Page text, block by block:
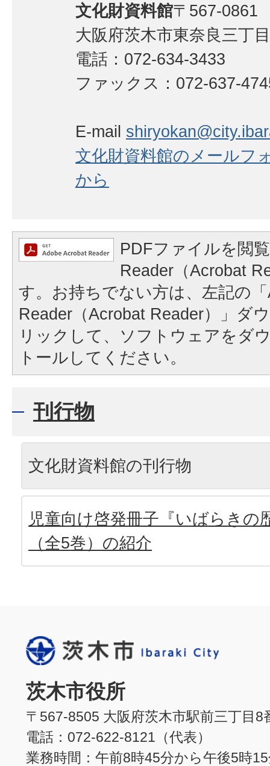
文化財資料館〒567-0861
大阪府茨木市東奈良三丁
電話：072-634-3433
ファックス：072-637-
E-mail
文化財資料館のメールフ
から
PDFファイルを閲
Reader（Acrobat
す。お持ちでない方は、左記の
Reader（Acrobat Reader）」ダ
リックして、ソフトウェアをダ
トールしてください。
刊行物
文化財資料館の刊行物
児童向け啓発冊子『いばらきの
（全5巻）の紹介
茨木市役所
〒567-8505 大阪府茨木市駅前三丁目8
電話：072-622-8121（代表）
業務時間：午前8時45分から午後5時